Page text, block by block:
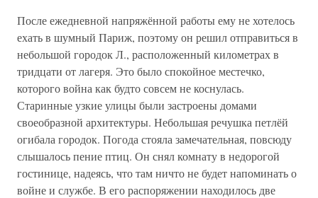
После ежедневной напряжённой работы ему не хотелось
ехать в шумный Париж, поэтому он решил отправиться в
небольшой городок Л., расположенный километрах в
тридцати от лагеря. Это было спокойное местечко,
которого война как будто совсем не коснулась.
Старинные узкие улицы были застроены домами
своеобразной архитектуры. Небольшая речушка петлёй
огибала городок. Погода стояла замечательная, повсюду
слышалось пение птиц. Он снял комнату в недорогой
гостинице, надеясь, что там ничто не будет напоминать о
войне и службе. В его распоряжении находилось две